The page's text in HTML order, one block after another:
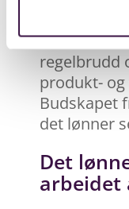
blant
kostnader,
regelbrudd
produkt-
Budskapet
det lønner
Det
arbeidet